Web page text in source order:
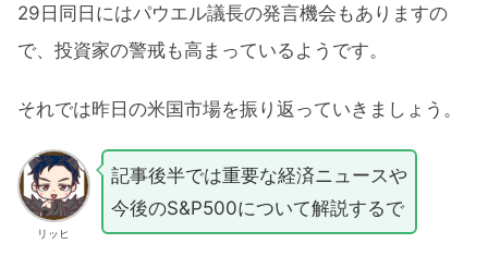
29日同日にはパウエル議長の発言機会もありますの
で、投資家の警戒も高まっているようです。
それでは昨日の米国市場を振り返っていきましょう。
リッヒ
記事後半では重要な経済ニュースや
今後のS&P500について解説するで